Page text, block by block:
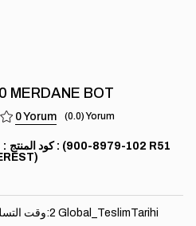
MERDANE BOT
0 0.0
(102-8979-900 R51
وقت:2 Global_TeslimTarihi